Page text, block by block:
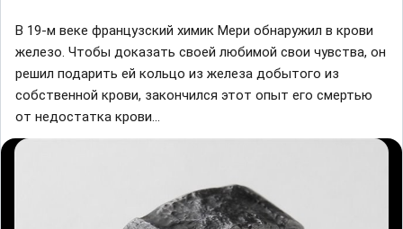
В 19-м веке французский химик Мери обнаружил в крови
железо. Чтобы доказать своей любимой свои чувства, он
решил подарить ей кольцо из железа добытого из
собственной крови, закончился этот опыт его смертью
от недостатка крови...